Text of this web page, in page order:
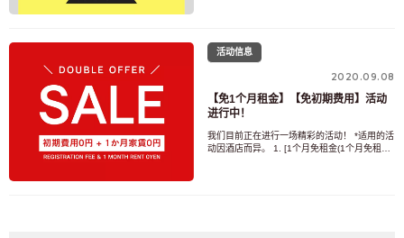
活动信息
2020.09.08
【免1个月租金】【免初期费用】活动
进行中！
我们目前正在进行一场精彩的活动！ *适用的活
动因酒店而异。 1. [1个月免租金(1个月免租